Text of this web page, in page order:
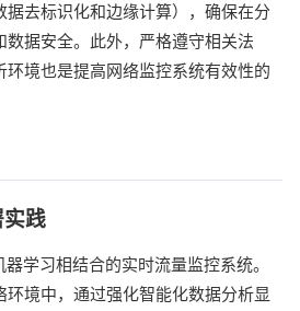
据去标识化和边缘计算），确保在分
据安全。此外，严格遵守相关法
境也是提高网络监控系统有效性的
实践
学习相结合的实时流量监控系统。
境中，通过强化智能化数据分析显